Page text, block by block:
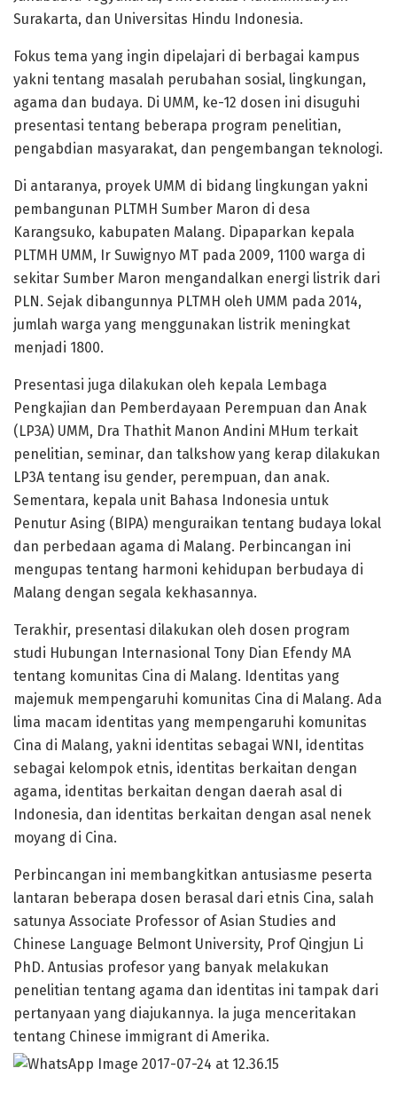
Surakarta, dan Universitas Hindu Indonesia.
Fokus tema yang ingin dipelajari di berbagai kampus
yakni tentang masalah perubahan sosial, lingkungan,
agama dan budaya. Di UMM, ke-12 dosen ini disuguhi
presentasi tentang beberapa program penelitian,
pengabdian masyarakat, dan pengembangan teknologi.
Di antaranya, proyek UMM di bidang lingkungan yakni
pembangunan PLTMH Sumber Maron di desa
Karangsuko, kabupaten Malang. Dipaparkan kepala
PLTMH UMM, Ir Suwignyo MT pada 2009, 1100 warga di
sekitar Sumber Maron mengandalkan energi listrik dari
PLN. Sejak dibangunnya PLTMH oleh UMM pada 2014,
jumlah warga yang menggunakan listrik meningkat
menjadi 1800.
Presentasi juga dilakukan oleh kepala Lembaga
Pengkajian dan Pemberdayaan Perempuan dan Anak
(LP3A) UMM, Dra Thathit Manon Andini MHum terkait
penelitian, seminar, dan talkshow yang kerap dilakukan
LP3A tentang isu gender, perempuan, dan anak.
Sementara, kepala unit Bahasa Indonesia untuk
Penutur Asing (BIPA) menguraikan tentang budaya lokal
dan perbedaan agama di Malang. Perbincangan ini
mengupas tentang harmoni kehidupan berbudaya di
Malang dengan segala kekhasannya.
Terakhir, presentasi dilakukan oleh dosen program
studi Hubungan Internasional Tony Dian Efendy MA
tentang komunitas Cina di Malang. Identitas yang
majemuk mempengaruhi komunitas Cina di Malang. Ada
lima macam identitas yang mempengaruhi komunitas
Cina di Malang, yakni identitas sebagai WNI, identitas
sebagai kelompok etnis, identitas berkaitan dengan
agama, identitas berkaitan dengan daerah asal di
Indonesia, dan identitas berkaitan dengan asal nenek
moyang di Cina.
Perbincangan ini membangkitkan antusiasme peserta
lantaran beberapa dosen berasal dari etnis Cina, salah
satunya Associate Professor of Asian Studies and
Chinese Language Belmont University, Prof Qingjun Li
PhD. Antusias profesor yang banyak melakukan
penelitian tentang agama dan identitas ini tampak dari
pertanyaan yang diajukannya. Ia juga menceritakan
tentang Chinese immigrant di Amerika.